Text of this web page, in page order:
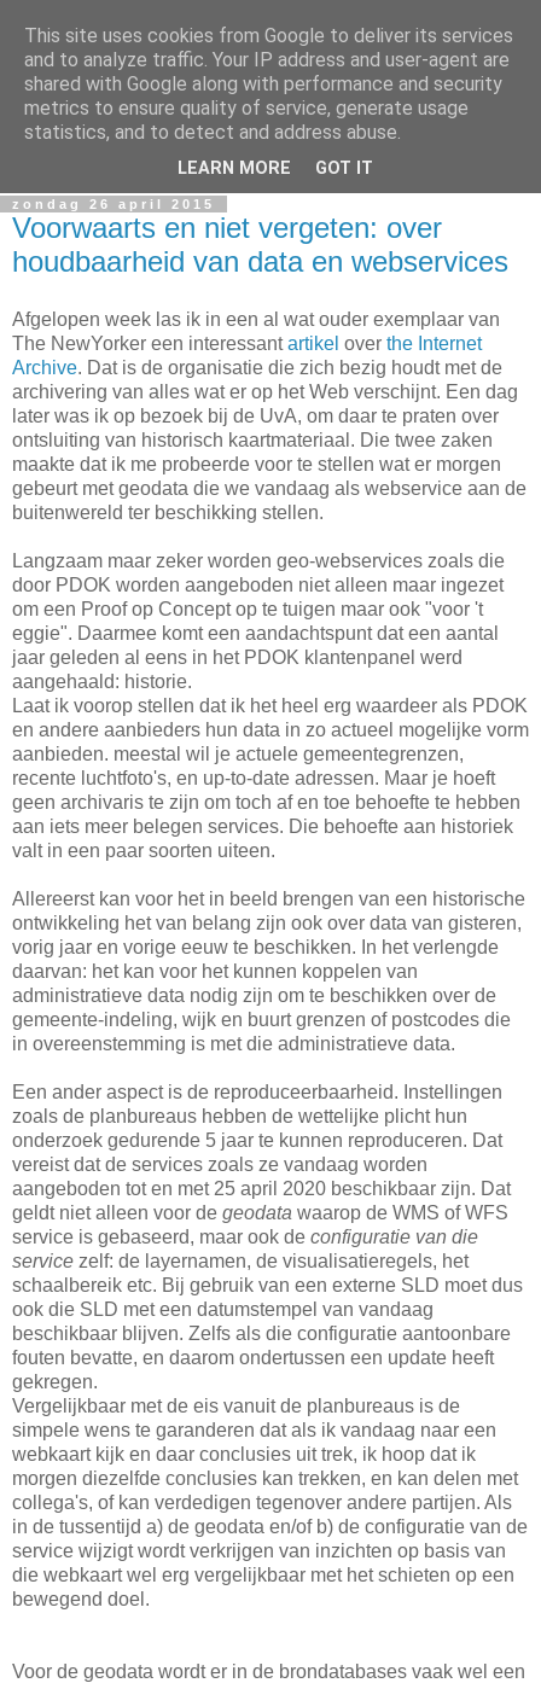
GIS Nederland
GIS Nederland: Feiten en meningen over ontwikkelingen op
GIS gebied in Nederland en omstreken.
zondag 26 april 2015
Voorwaarts en niet vergeten: over
houdbaarheid van data en webservices
Afgelopen week las ik in een al wat ouder exemplaar van
The NewYorker een interessantartikel over the Internet
Archive. Dat is de organisatie die zich bezig houdt met de
archivering van alles wat er op het Web verschijnt. Een dag
later was ik op bezoek bij de UvA, om daar te praten over
ontsluiting van historisch kaartmateriaal. Die twee zaken
maakte dat ik me probeerde voor te stellen wat er morgen
gebeurt met geodata die we vandaag als webservice aan de
buitenwereld ter beschikking stellen.
Langzaam maar zeker worden geo-webservices zoals die
door PDOK worden aangeboden niet alleen maar ingezet
om een Proof op Concept op te tuigen maar ook "voor 't
eggie". Daarmee komt een aandachtspunt dat een aantal
jaar geleden al eens in het PDOK klantenpanel werd
aangehaald: historie.
Laat ik voorop stellen dat ik het heel erg waardeer als PDOK
en andere aanbieders hun data in zo actueel mogelijke vorm
aanbieden. meestal wil je actuele gemeentegrenzen,
recente luchtfoto's, en up-to-date adressen. Maar je hoeft
geen archivaris te zijn om toch af en toe behoefte te hebben
aan iets meer belegen services. Die behoefte aan historiek
valt in een paar soorten uiteen.
Allereerst kan voor het in beeld brengen van een historische
ontwikkeling het van belang zijn ook over data van gisteren,
vorig jaar en vorige eeuw te beschikken. In het verlengde
daarvan: het kan voor het kunnen koppelen van
administratieve data nodig zijn om te beschikken over de
gemeente-indeling, wijk en buurt grenzen of postcodes die
in overeenstemming is met die administratieve data.
Een ander aspect is de reproduceerbaarheid. Instellingen
zoals de planbureaus hebben de wettelijke plicht hun
onderzoek gedurende 5 jaar te kunnen reproduceren. Dat
vereist dat de services zoals ze vandaag worden
aangeboden tot en met 25 april 2020 beschikbaar zijn. Dat
geldt niet alleen voor de geodata waarop de WMS of WFS
service is gebaseerd, maar ook de configuratie van die
service zelf: de layernamen, de visualisatieregels, het
schaalbereik etc. Bij gebruik van een externe SLD moet dus
ook die SLD met een datumstempel van vandaag
beschikbaar blijven. Zelfs als die configuratie aantoonbare
fouten bevatte, en daarom ondertussen een update heeft
gekregen.
Vergelijkbaar met de eis vanuit de planbureaus is de
simpele wens te garanderen dat als ik vandaag naar een
webkaart kijk en daar conclusies uit trek, ik hoop dat ik
morgen diezelfde conclusies kan trekken, en kan delen met
collega's, of kan verdedigen tegenover andere partijen. Als
in de tussentijd a) de geodata en/of b) de configuratie van de
service wijzigt wordt verkrijgen van inzichten op basis van
die webkaart wel erg vergelijkbaar met het schieten op een
bewegend doel.
Voor de geodata wordt er in de brondatabases vaak wel een
This site uses cookies from Google to deliver its services
and to analyze traffic. Your IP address and user-agent are
shared with Google along with performance and security
metrics to ensure quality of service, generate usage
statistics, and to detect and address abuse.
LEARN MORE GOT IT